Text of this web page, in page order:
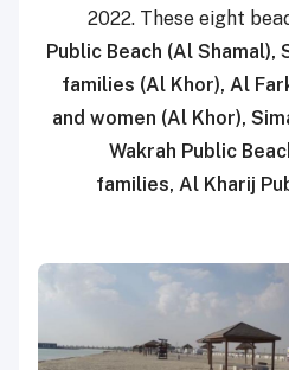
2022. These eight
Public Beach (Al
families (Al Khor), Al
and women (Al Khor),
Wakrah Public
families, Al Kharij